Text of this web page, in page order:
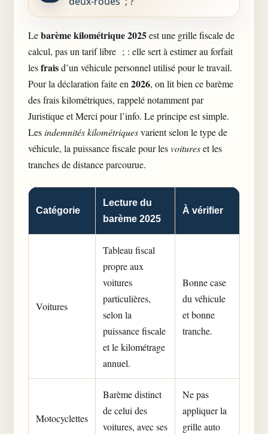
Lebarème kilométrique 2025est une grille fiscale de
calcul, pas un tarif libre ; : elle sert à estimer au forfait
lesfraisd’un véhicule personnel utilisé pour le travail.
Pour la déclaration faite en 2026, on lit bien ce barème
des frais kilométriques, rappelé notamment par
Juristique et Merci pour l’info. Le principe est simple.
Lesindemnités kilométriquesvarient selon le type de
véhicule, la puissance fiscale pour lesvoitureset les
tranches de distance parcourue.
Catégorie
Lecture du
barème 2025
À vérifier
Voitures
Tableau fiscal
propre aux
voitures
particulières,
selon la
puissance fiscale
et le kilométrage
annuel.
Bonne case
du véhicule
et bonne
tranche.
Motocyclettes
Barème distinct
de celui des
voitures, avec ses
Ne pas
appliquer la
grille auto